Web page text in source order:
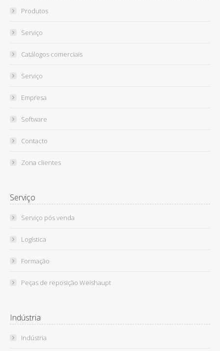
Produtos
Serviço
Catálogos comerciais
Serviço
Empresa
Software
Contacto
Zona clientes
Serviço
Serviço pós venda
Logística
Formação
Peças de reposição Weishaupt
Indústria
Indústria